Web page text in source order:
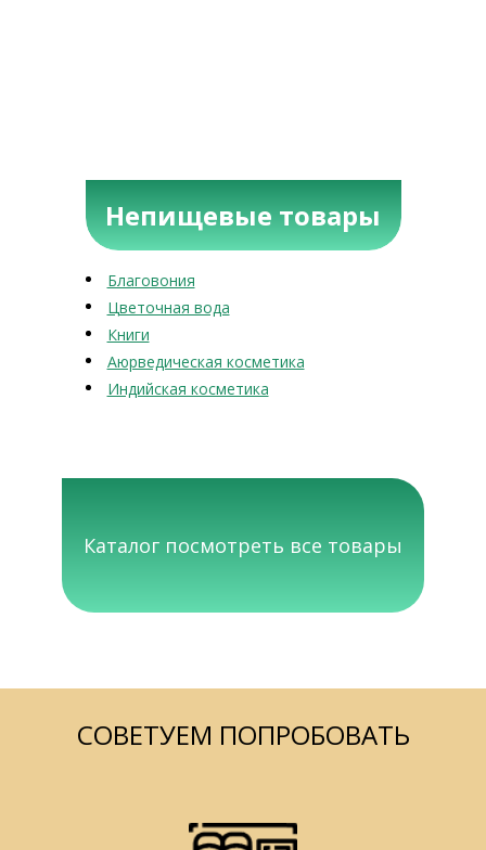
Непищевые товары
Благовония
Цветочная вода
Книги
Аюрведическая косметика
Индийская косметика
Каталог посмотреть все товары
СОВЕТУЕМ ПОПРОБОВАТЬ